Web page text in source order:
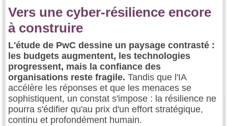
Vers une cyber-résilience encore
à construire
L'étude de PwC dessine un paysage contrasté :
les budgets augmentent, les technologies
progressent, mais la confiance des
organisations reste fragile. Tandis que l'IA
accélère les réponses et que les menaces se
sophistiquent, un constat s'impose : la résilience ne
pourra s'édifier qu'au prix d'un effort stratégique,
continu et profondément humain.